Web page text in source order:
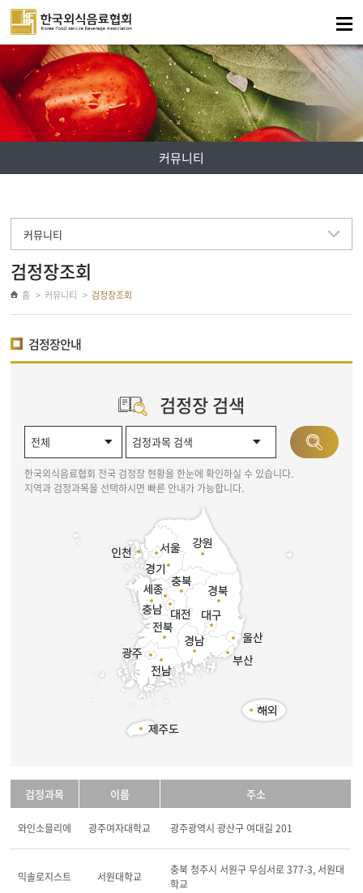
주메뉴 바로가기
컨텐츠 바로가기
커뮤니티
커뮤니티
검정장조회
홈 커뮤니티 검정장조회
검정장안내
검정장 검색
한국외식음료협회 전국 검정장 현황을 한눈에 확인하실 수 있습니다.
지역과 검정과목을 선택하시면 빠른 안내가 가능합니다.
검정과목 이름 주소
와인소믈리에 광주여자대학교 광주광역시 광산구 여대길 201
믹솔로지스트 서원대학교
충북 청주시 서원구 무심서로 377-3, 서원대
학교